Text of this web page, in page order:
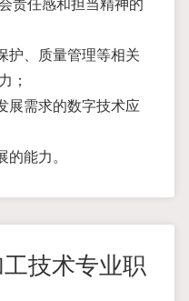
责任感和担当精神的
护、质量管理等相关
；
展需求的数字技术应
能力。
技术专业职